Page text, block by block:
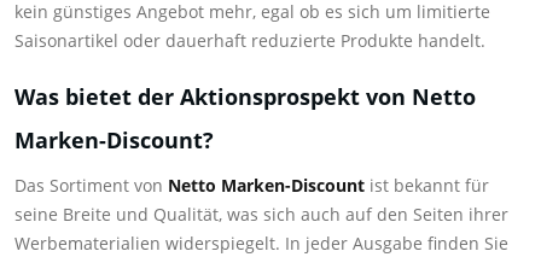
kein günstiges Angebot mehr, egal ob es sich um limitierte
Saisonartikel oder dauerhaft reduzierte Produkte handelt.
Was bietet der Aktionsprospekt von Netto
Marken-Discount?
Das Sortiment von Netto Marken-Discount ist bekannt für
seine Breite und Qualität, was sich auch auf den Seiten ihrer
Werbematerialien widerspiegelt. In jeder Ausgabe finden Sie